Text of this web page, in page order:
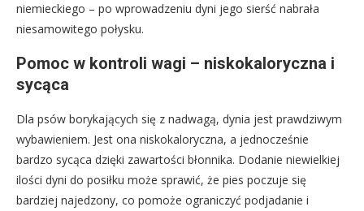
niemieckiego – po wprowadzeniu dyni jego sierść nabrała
niesamowitego połysku.
Pomoc w kontroli wagi – niskokaloryczna i
sycąca
Dla psów borykających się z nadwagą, dynia jest prawdziwym
wybawieniem. Jest ona niskokaloryczna, a jednocześnie
bardzo sycąca dzięki zawartości błonnika. Dodanie niewielkiej
ilości dyni do posiłku może sprawić, że pies poczuje się
bardziej najedzony, co pomoże ograniczyć podjadanie i